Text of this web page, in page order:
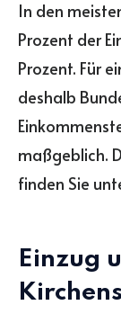
In den
Prozent der
Prozent. Für
deshalb
maßgeblich.
finden Sie
Einzug